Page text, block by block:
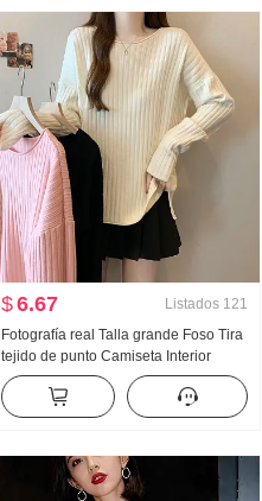
$6.67 Listados 121
Fotografía real Talla grande Foso Tira
tejido de punto Camiseta Interior
Mujer 2024 Otoño Invierno
Ligeramente gordo mm Adelgazante
Cubierta Vientre Reducción de edad